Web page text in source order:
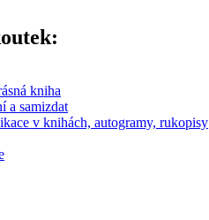
kniha
a samizdat
v knihách, autogramy, rukopisy